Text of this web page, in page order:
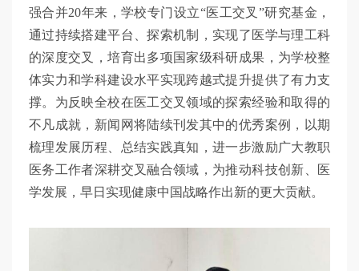
强合并20年来，学校专门设立“医工交叉”研究基金，
通过持续搭建平台、探索机制，实现了医学与理工科
的深度交叉，培育出多项国家级科研成果，为学校整
体实力和学科建设水平实现跨越式提升提供了有力支
撑。为反映全校在医工交叉领域的探索经验和取得的
不凡成就，新闻网将陆续刊发其中的优秀案例，以期
梳理发展历程、总结实践真知，进一步激励广大教职
医务工作者深耕交叉融合领域，为推动科技创新、医
学发展，早日实现健康中国战略作出新的更大贡献。